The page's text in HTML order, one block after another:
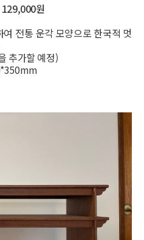
원
전통 운각 모양으로 한국적 멋
추가할 예정)